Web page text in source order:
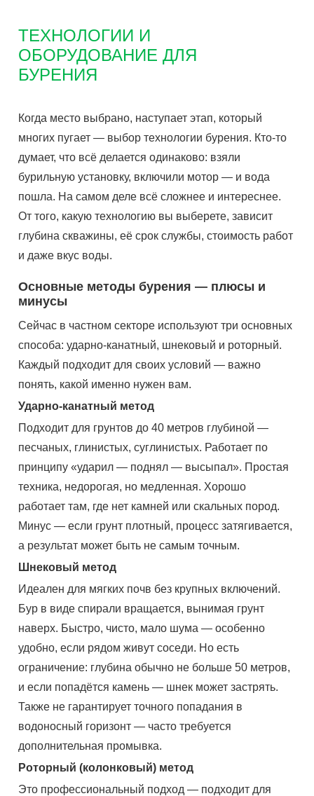
ТЕХНОЛОГИИ И
ОБОРУДОВАНИЕ ДЛЯ
БУРЕНИЯ
Когда место выбрано, наступает этап, который
многих пугает — выбор технологии бурения. Кто-то
думает, что всё делается одинаково: взяли
бурильную установку, включили мотор — и вода
пошла. На самом деле всё сложнее и интереснее.
От того, какую технологию вы выберете, зависит
глубина скважины, её срок службы, стоимость работ
и даже вкус воды.
Основные методы бурения — плюсы и
минусы
Сейчас в частном секторе используют три основных
способа: ударно-канатный, шнековый и роторный.
Каждый подходит для своих условий — важно
понять, какой именно нужен вам.
Ударно-канатный метод
Подходит для грунтов до 40 метров глубиной —
песчаных, глинистых, суглинистых. Работает по
принципу «ударил — поднял — высыпал». Простая
техника, недорогая, но медленная. Хорошо
работает там, где нет камней или скальных пород.
Минус — если грунт плотный, процесс затягивается,
а результат может быть не самым точным.
Шнековый метод
Идеален для мягких почв без крупных включений.
Бур в виде спирали вращается, вынимая грунт
наверх. Быстро, чисто, мало шума — особенно
удобно, если рядом живут соседи. Но есть
ограничение: глубина обычно не больше 50 метров,
и если попадётся камень — шнек может застрять.
Также не гарантирует точного попадания в
водоносный горизонт — часто требуется
дополнительная промывка.
Роторный (колонковый) метод
Это профессиональный подход — подходит для